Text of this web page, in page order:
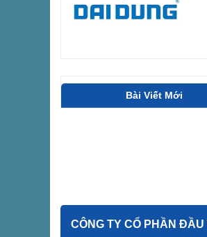
Bài Viết Mới
CÔNG TY CỔ PHẦN